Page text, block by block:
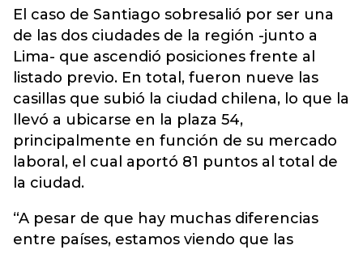
El caso de Santiago sobresalió por ser una
de las dos ciudades de la región -junto a
Lima- que ascendió posiciones frente al
listado previo. En total, fueron nueve las
casillas que subió la ciudad chilena, lo que la
llevó a ubicarse en la plaza 54,
principalmente en función de su mercado
laboral, el cual aportó 81 puntos al total de
la ciudad.
“A pesar de que hay muchas diferencias
entre países, estamos viendo que las